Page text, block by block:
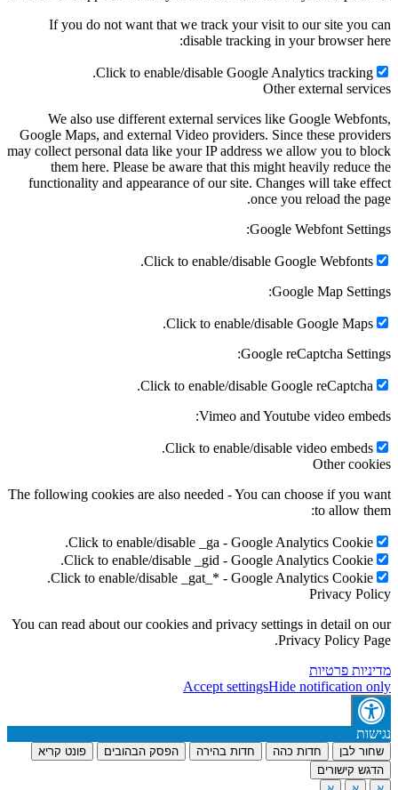
If you do not want that we track your visit to
disable tracking in your
Click to enable/disable Google
Other
We also use different external services like
Google Maps, and external Video providers. Since
may collect personal data like your IP address we
them here. Please be aware that this might
functionality and appearance of our site. Changes
once you
Google
Click to enable/disable
Google
Click to enable/disable
Google
Click to enable/disable Google
Vimeo and Youtube
Click to enable/disable
The following cookies are also needed - You can
Click to enable/disable _ga - Google
Click to enable/disable _gid - Google
Click to enable/disable _gat_* - Google
You can read about our cookies and privacy settings
Accept settingsHide
כהה חדות בהירה הפסק הבהובים פונט קריא